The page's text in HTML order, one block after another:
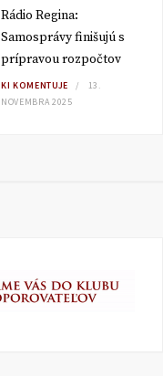
Rádio Regina:
Samosprávy finišujú s
prípravou rozpočtov
KI KOMENTUJE
13.
NOVEMBRA 2025